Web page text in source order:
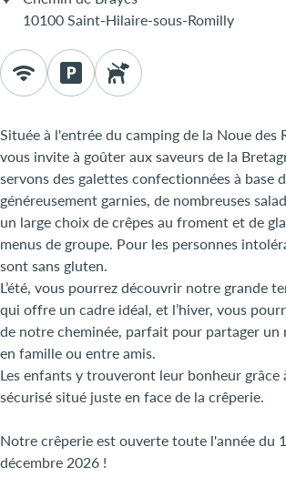
10100 Saint-Hilaire-sous-Romilly
Située à l'entrée du camping de la Noue des
vous invite à goûter aux saveurs de la
servons des galettes confectionnées à base
généreusement garnies, de nombreuses
un large choix de crêpes au froment et de
menus de groupe. Pour les personnes
sont sans gluten.
L’été, vous pourrez découvrir notre grande
qui offre un cadre idéal, et l’hiver, vous
de notre cheminée, parfait pour partager un
en famille ou entre amis.
Les enfants y trouveront leur bonheur grâce
sécurisé situé juste en face de la crêperie.
Notre crêperie est ouverte toute l'année du
décembre 2026 !